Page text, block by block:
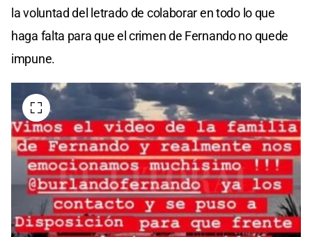
la voluntad del letrado de colaborar en todo lo que
haga falta para que el crimen de Fernando no quede
impune.